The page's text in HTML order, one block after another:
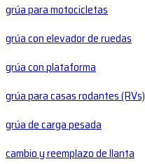
grúa para motocicletas
grúa con elevador de ruedas
grúa con plataforma
grúa para casas rodantes (RVs)
grúa de carga pesada
cambio y reemplazo de llanta